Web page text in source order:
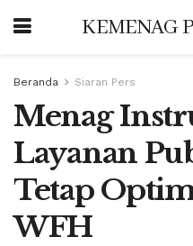
KEMENAG
Beranda Siaran Pers
Menag
Layanan
Tetap
WFH